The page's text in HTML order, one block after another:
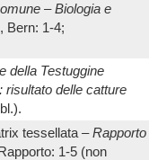
– Biologia e
Bern: 1-4;
della Testuggine
risultato delle catture
tessellata – Rapporto
1-5 (non